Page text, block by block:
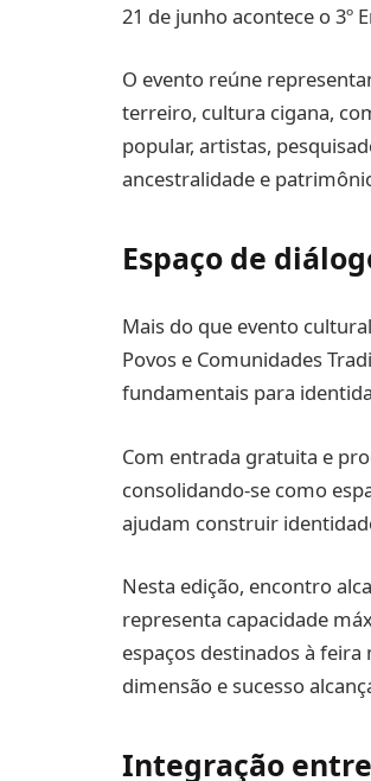
21 de junho acontece o 3º
O evento reúne
terreiro, cultura cigana,
popular, artistas,
ancestralidade e
Espaço de
Mais do que evento
Povos e Comunidades
fundamentais para
Com entrada gratuita e
consolidando-se como
ajudam construir
Nesta edição, encontro
representa capacidade
espaços destinados à
dimensão e sucesso
Integração